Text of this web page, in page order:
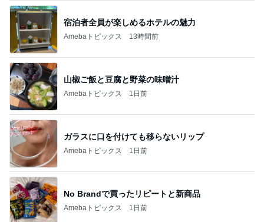
宿泊者全員が楽しめるホテルの魅力
Amebaトピックス 13時間前
山椒ご飯と豆腐と野菜の味噌汁
Amebaトピックス 1日前
ガラスに口を付けても移らないリップ
Amebaトピックス 1日前
No Brandで買ったリピートと新商品
Amebaトピックス 1日前